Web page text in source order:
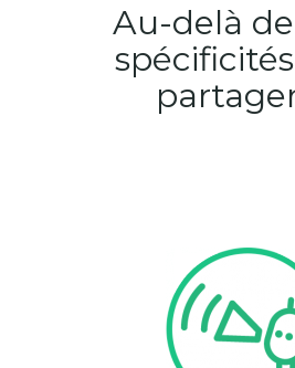
Au-delà